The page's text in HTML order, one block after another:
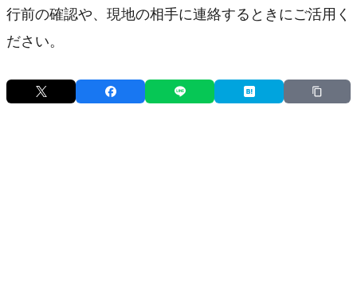
行前の確認や、現地の相手に連絡するときにご活用く
ださい。